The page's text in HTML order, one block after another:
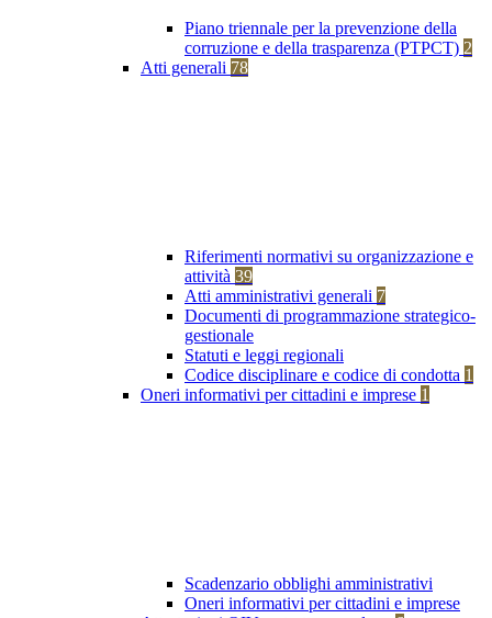
Piano triennale per la prevenzione della
corruzione e della trasparenza (PTPCT) 2
Atti generali 78
Riferimenti normativi su organizzazione e
attività 39
Atti amministrativi generali 7
Documenti di programmazione strategico-
gestionale
Statuti e leggi regionali
Codice disciplinare e codice di condotta 1
Oneri informativi per cittadini e imprese 1
Scadenzario obblighi amministrativi
Oneri informativi per cittadini e imprese